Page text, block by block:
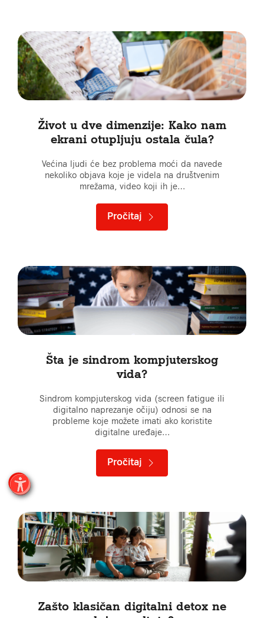
Život u dve dimenzije: Kako nam
ekrani otupljuju ostala čula?
Većina ljudi će bez problema moći da navede
nekoliko objava koje je videla na društvenim
mrežama, video koji ih je…
Pročitaj
Šta je sindrom kompjuterskog
vida?
Sindrom kompjuterskog vida (screen fatigue ili
digitalno naprezanje očiju) odnosi se na
probleme koje možete imati ako koristite
digitalne uređaje…
Pročitaj
Zašto klasičan digitalni detox ne